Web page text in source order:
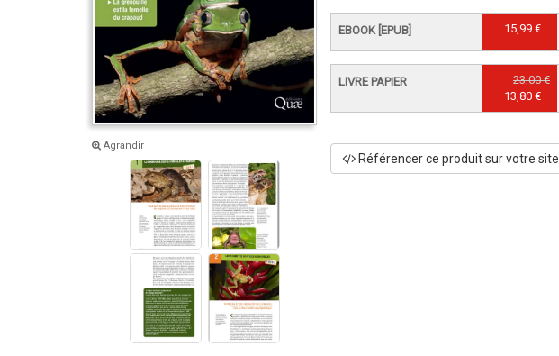
Agrandir
EBOOK [EPUB] 15,99 €
LIVRE PAPIER
23,00 €
13,80 €
Référencer ce produit sur votre site